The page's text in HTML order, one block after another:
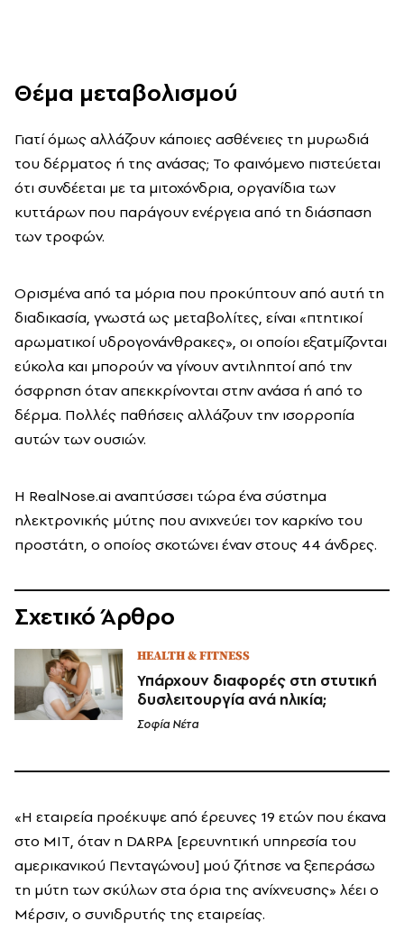
Θέμα μεταβολισμού
Γιατί όμως αλλάζουν κάποιες ασθένειες τη μυρωδιά
του δέρματος ή της ανάσας; Το φαινόμενο πιστεύεται
ότι συνδέεται με τα μιτοχόνδρια, οργανίδια των
κυττάρων που παράγουν ενέργεια από τη διάσπαση
των τροφών.
Ορισμένα από τα μόρια που προκύπτουν από αυτή τη
διαδικασία, γνωστά ως μεταβολίτες, είναι «πτητικοί
αρωματικοί υδρογονάνθρακες», οι οποίοι εξατμίζονται
εύκολα και μπορούν να γίνουν αντιληπτοί από την
όσφρηση όταν απεκκρίνονται στην ανάσα ή από το
δέρμα. Πολλές παθήσεις αλλάζουν την ισορροπία
αυτών των ουσιών.
Η RealNose.ai αναπτύσσει τώρα ένα σύστημα
ηλεκτρονικής μύτης που ανιχνεύει τον καρκίνο του
προστάτη, ο οποίος σκοτώνει έναν στους 44 άνδρες.
Σχετικό Άρθρο
HEALTH & FITNESS
Υπάρχουν διαφορές στη στυτική
δυσλειτουργία ανά ηλικία;
Σοφία Νέτα
«Η εταιρεία προέκυψε από έρευνες 19 ετών που έκανα
στο ΜΙΤ, όταν η DARPA [ερευνητική υπηρεσία του
αμερικανικού Πενταγώνου] μού ζήτησε να ξεπεράσω
τη μύτη των σκύλων στα όρια της ανίχνευσης» λέει ο
Μέρσιν, ο συνιδρυτής της εταιρείας.